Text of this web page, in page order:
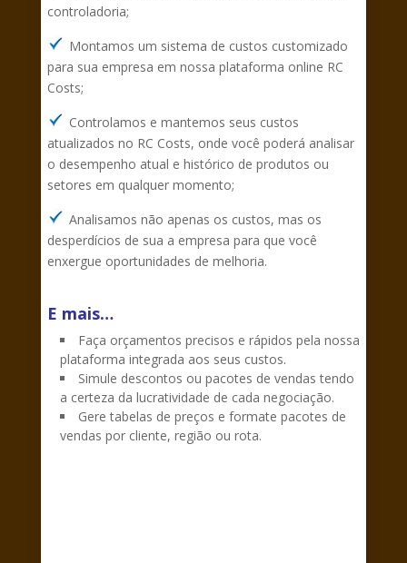
controladoria;
Montamos um sistema de custos customizado
para sua empresa em nossa plataforma online RC
Costs;
Controlamos e mantemos seus custos
atualizados no RC Costs, onde você poderá analisar
o desempenho atual e histórico de produtos ou
setores em qualquer momento;
Analisamos não apenas os custos, mas os
desperdícios de sua a empresa para que você
enxergue oportunidades de melhoria.
E mais…
Faça orçamentos precisos e rápidos pela nossa
plataforma integrada aos seus custos.
Simule descontos ou pacotes de vendas tendo
a certeza da lucratividade de cada negociação.
Gere tabelas de preços e formate pacotes de
vendas por cliente, região ou rota.